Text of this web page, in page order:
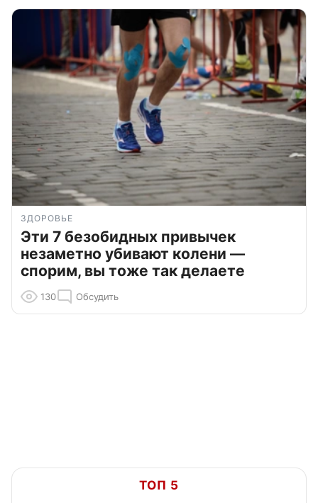
ЗДОРОВЬЕ
Эти 7 безобидных привычек
незаметно убивают колени —
спорим, вы тоже так делаете
130 Обсудить
ТОП 5